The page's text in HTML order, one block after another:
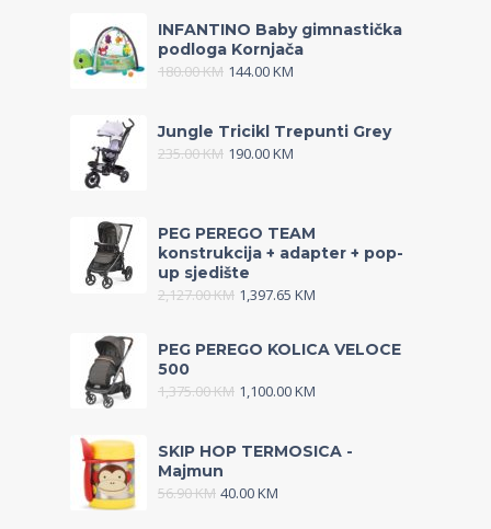
INFANTINO Baby gimnastička
podloga Kornjača
180.00KM 144.00KM
Jungle Tricikl Trepunti Grey
235.00KM 190.00KM
PEG PEREGO TEAM
konstrukcija + adapter + pop-
up sjedište
2,127.00KM 1,397.65 KM
PEG PEREGO KOLICA VELOCE
500
1,375.00KM 1,100.00KM
SKIP HOP TERMOSICA -
Majmun
56.90KM 40.00KM